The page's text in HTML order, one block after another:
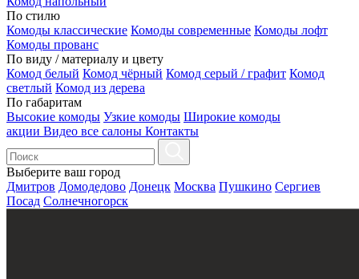
По стилю
Комоды классические Комоды современные Комоды лофт
Комоды прованс
По виду / материалу и цвету
Комод белый Комод чёрный Комод серый / графит Комод
светлый Комод из дерева
По габаритам
Высокие комоды Узкие комоды Широкие комоды
акции Видео все салоны Контакты
Выберите ваш город
Дмитров Домодедово Донецк Москва Пушкино Сергиев
Посад Солнечногорск